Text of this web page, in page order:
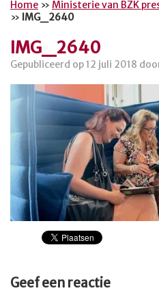
Home » Ministerie van BZK
» IMG_2640
IMG_2640
Gepubliceerd op 12 juli 2018
Geef een reactie